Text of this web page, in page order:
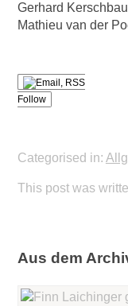
Gerhard
Mathieu van der
Follow
Categorised in:
This post was
Aus dem